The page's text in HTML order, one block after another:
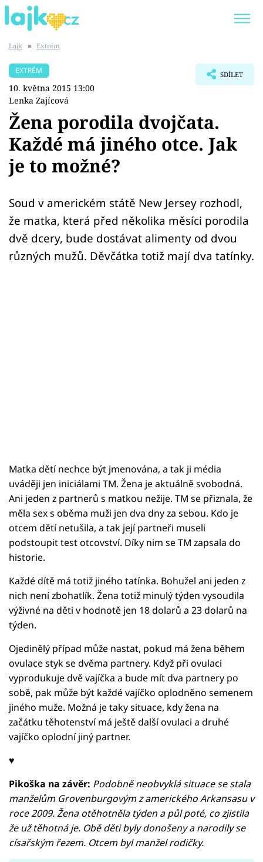
SHOPAHOLICADEL
Témata
Showbyznys
Youtubeři
Virály
Sex a vztahy
Lajk ■ Extrém
EXTRÉM
10. května 2015 13:00
Lenka Zajícová
SDÍLET
Žena porodila dvojčata.
Každé má jiného otce. Jak
je to možné?
Soud v americkém státě New Jersey rozhodl,
že matka, která před několika měsíci porodila
dvě dcery, bude dostávat alimenty od dvou
různých mužů. Děvčátka totiž mají dva tatínky.
Matka dětí nechce být jmenována, a tak ji média
uváději jen iniciálami TM. Žena je aktuálně svobodná.
Ani jeden z partnerů s matkou nežije. TM se přiznala, že
měla sex s oběma muži jen dva dny za sebou. Kdo je
otcem dětí netušila, a tak její partneři museli
podstoupit test otcovství. Díky nim se TM zapsala do
historie.
Každé dítě má totiž jiného tatínka. Bohužel ani jeden z
nich není zbohatlík. Žena totiž minulý týden vysoudila
výživné na děti v hodnotě jen 18 dolarů a 23 dolarů na
týden.
Ojedinělý případ může nastat, pokud má žena během
ovulace styk se dvěma partnery. Když při ovulaci
vyprodukuje dvě vajíčka a bude mít dva partnery po
sobě, pak může být každé vajíčko oplodněno semenem
jiného muže. Možná je taky situace, kdy žena na
začátku těhotenství má ještě další ovulaci a druhé
vajíčko oplodní jiný partner.
♥
Pikoška na závěr: Podobně neobvyklá situace se stala
manželům Grovenburgovým z amerického Arkansasu v
roce 2009. Žena otěhotněla týden a půl poté, co zjistila
že už těhotná je. Obě děti byly donošeny a narodily se
císařským řezem. Otcem byl manžel rodičky.